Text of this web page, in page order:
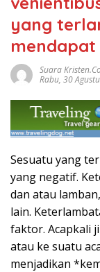
yang
Suara
Rabu, 30
Sesuatu yang
yang negatif.
dan atau
lain.
faktor. Acapkali
atau ke suatu
menjadikan